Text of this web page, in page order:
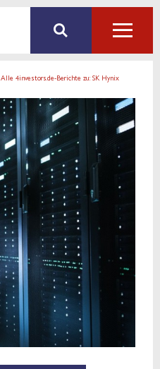
Alle 4investors.de-Berichte zu: SK Hynix